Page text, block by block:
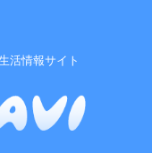
活情報サイト